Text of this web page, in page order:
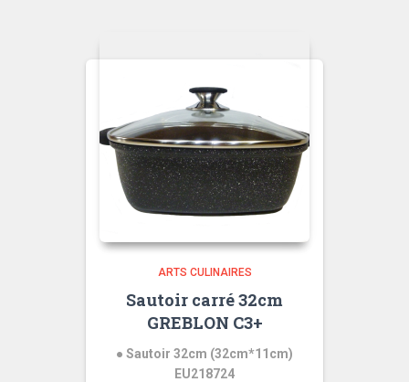
ARTS CULINAIRES
Sautoir carré 32cm
GREBLON C3+
● Sautoir 32cm (32cm*11cm)
EU218724